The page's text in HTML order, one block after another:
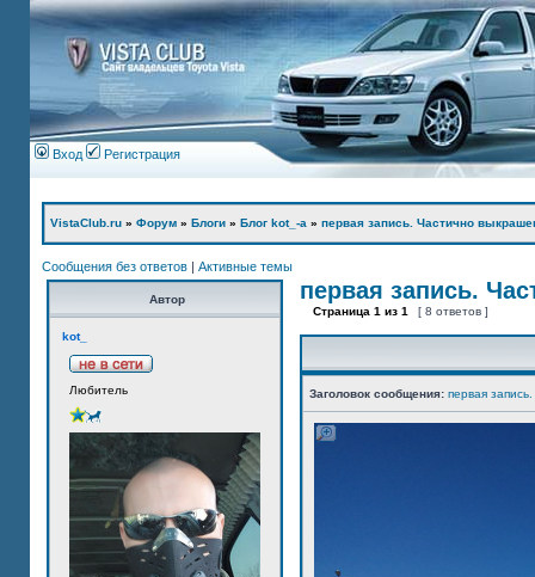
Вход Регистрация
VistaClub.ru » Форум » Блоги » Блог kot_-а » первая запись. Частично
Сообщения без ответов | Активные темы
Автор
kot_
Любитель
первая запись.
Страница 1 из 1 [ 8 ответов ]
Заголовок сообщения: первая